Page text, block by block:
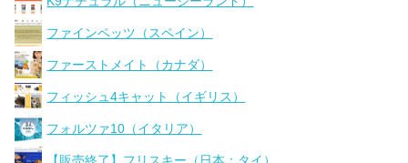
ファインペッツ（スペイン）
ファーストメイト（カナダ）
フィッシュ4キャット（イギリス）
フォルツァ10（イタリア）